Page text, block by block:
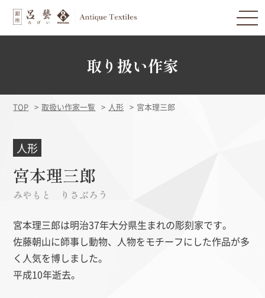
取り扱い作家
TOP 取扱い作家一覧 人形 宮本理三郎
人形
宮本理三郎
みやもと りさぶろう
宮本理三郎は明治37年大分県生まれの彫刻家です。
佐藤朝山に師事し動物、人物をモチーフにした作品が多
く人気を博しました。
平成10年逝去。